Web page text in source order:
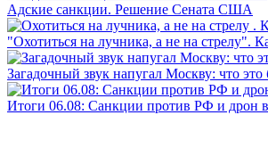
Адские санкции. Решение Сената США
"Охотиться на лучника, а не на стрелу".
Загадочный звук напугал Москву: что
Итоги 06.08: Санкции против РФ и дрон